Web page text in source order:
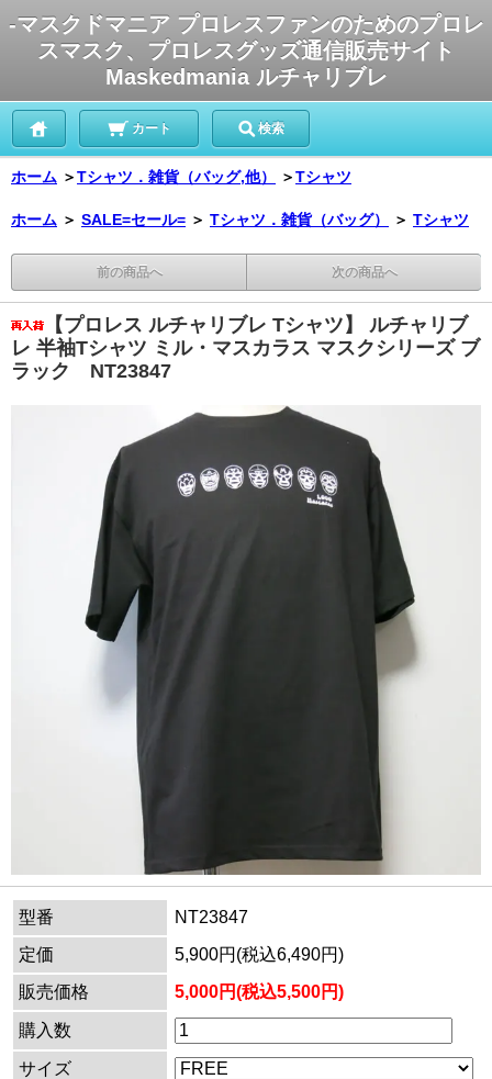
-マスクドマニア プロレスファンのためのプロレ
スマスク、プロレスグッズ通信販売サイト
Maskedmania ルチャリブレ
カート 検索
ホーム ＞Tシャツ．雑貨（バッグ,他） ＞Tシャツ
ホーム ＞ SALE=セール= ＞ Tシャツ．雑貨（バッグ） ＞ Tシャツ
前の商品へ 次の商品へ
【プロレス ルチャリブレ Tシャツ】 ルチャリブ
レ 半袖Tシャツ ミル・マスカラス マスクシリーズ ブ
ラック NT23847
型番
NT23847
定価
5,900円(税込6,490円)
販売価格
5,000円(税込5,500円)
購入数
サイズ